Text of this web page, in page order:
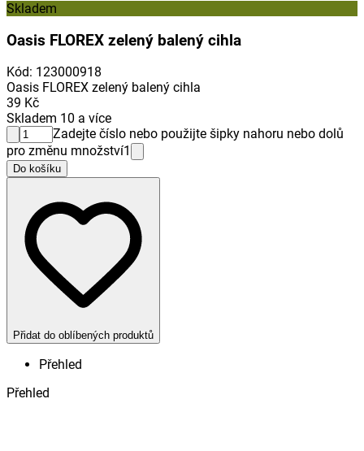
Skladem
Oasis FLOREX zelený balený cihla
Kód: 123000918
Oasis FLOREX zelený balený cihla
39 Kč
Skladem 10 a více
Zadejte číslo nebo použijte šipky nahoru nebo dolů
pro změnu množství1
Do košíku
Přidat do oblíbených produktů
Přehled
Přehled